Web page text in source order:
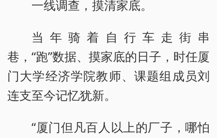
一线调查，摸清家底。
当年骑着自行车走街串
巷，“跑”数据、摸家底的日子，时任厦
门大学经济学院教师、课题组成员刘
连支至今记忆犹新。
“厦门但凡百人以上的厂子，哪怕